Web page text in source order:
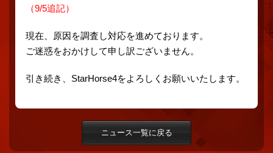
（9/5追記）
現在、原因を調査し対応を進めております。
ご迷惑をおかけして申し訳ございません。
引き続き、StarHorse4をよろしくお願いいたします。
ニュース一覧に戻る